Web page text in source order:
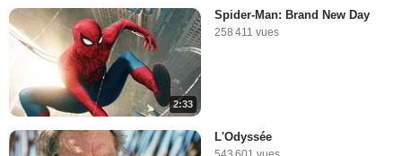
2:33
Spider-Man: Brand New Day
258 411 vues
L'Odyssée